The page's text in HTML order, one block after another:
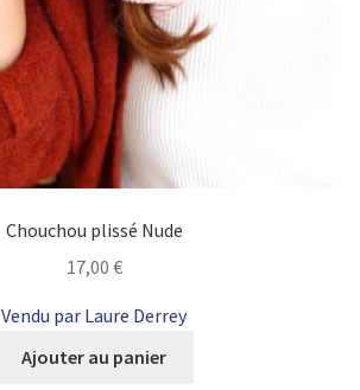
Chouchou plissé Nude
17,00 €
Vendu par Laure Derrey
Ajouter au panier